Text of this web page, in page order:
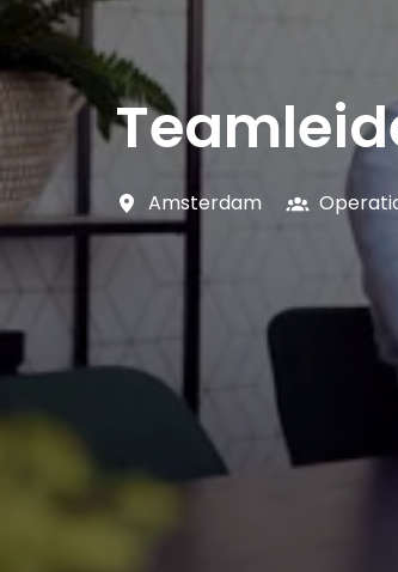
Amsterdam